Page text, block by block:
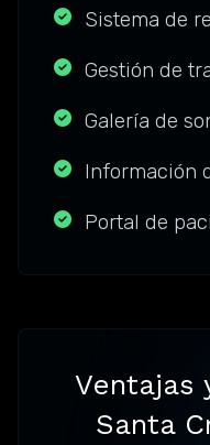
Sistema de
Gestión de
Galería de
Información
Portal de
Ventajas
Santa